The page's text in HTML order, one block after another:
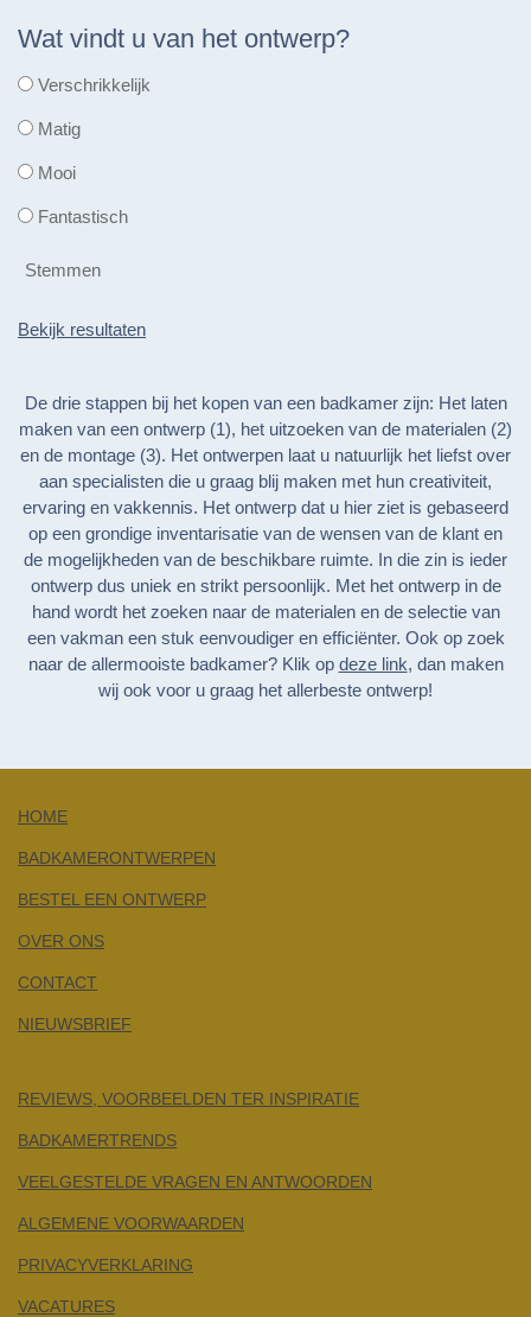
Wat vindt u van het ontwerp?
Verschrikkelijk
Matig
Mooi
Fantastisch
Stemmen
Bekijk resultaten
De drie stappen bij het kopen van een badkamer zijn: Het laten
maken van een ontwerp (1), het uitzoeken van de materialen (2)
en de montage (3). Het ontwerpen laat u natuurlijk het liefst over
aan specialisten die u graag blij maken met hun creativiteit,
ervaring en vakkennis. Het ontwerp dat u hier ziet is gebaseerd
op een grondige inventarisatie van de wensen van de klant en
de mogelijkheden van de beschikbare ruimte. In die zin is ieder
ontwerp dus uniek en strikt persoonlijk. Met het ontwerp in de
hand wordt het zoeken naar de materialen en de selectie van
een vakman een stuk eenvoudiger en efficiënter. Ook op zoek
naar de allermooiste badkamer? Klik op deze link, dan maken
wij ook voor u graag het allerbeste ontwerp!
HOME
BADKAMERONTWERPEN
BESTEL EEN ONTWERP
OVER ONS
CONTACT
NIEUWSBRIEF
REVIEWS, VOORBEELDEN TER INSPIRATIE
BADKAMERTRENDS
VEELGESTELDE VRAGEN EN ANTWOORDEN
ALGEMENE VOORWAARDEN
PRIVACYVERKLARING
VACATURES